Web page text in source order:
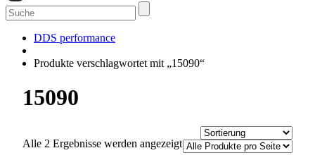
Suchen
nach:
DDS performance
Produkte verschlagwortet mit „15090“
15090
Alle 2 Ergebnisse werden angezeigt